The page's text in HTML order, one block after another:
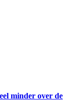
minder over de